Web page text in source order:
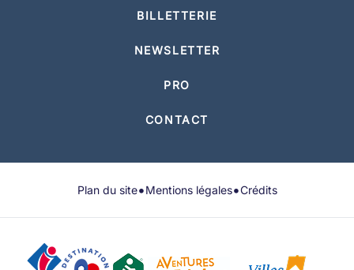
BILLETTERIE
NEWSLETTER
PRO
CONTACT
Plan du site•Mentions légales•Crédits